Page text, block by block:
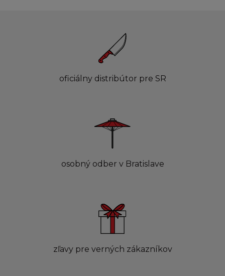
oficiálny distribútor pre SR
osobný odber v Bratislave
zľavy pre verných zákazníkov